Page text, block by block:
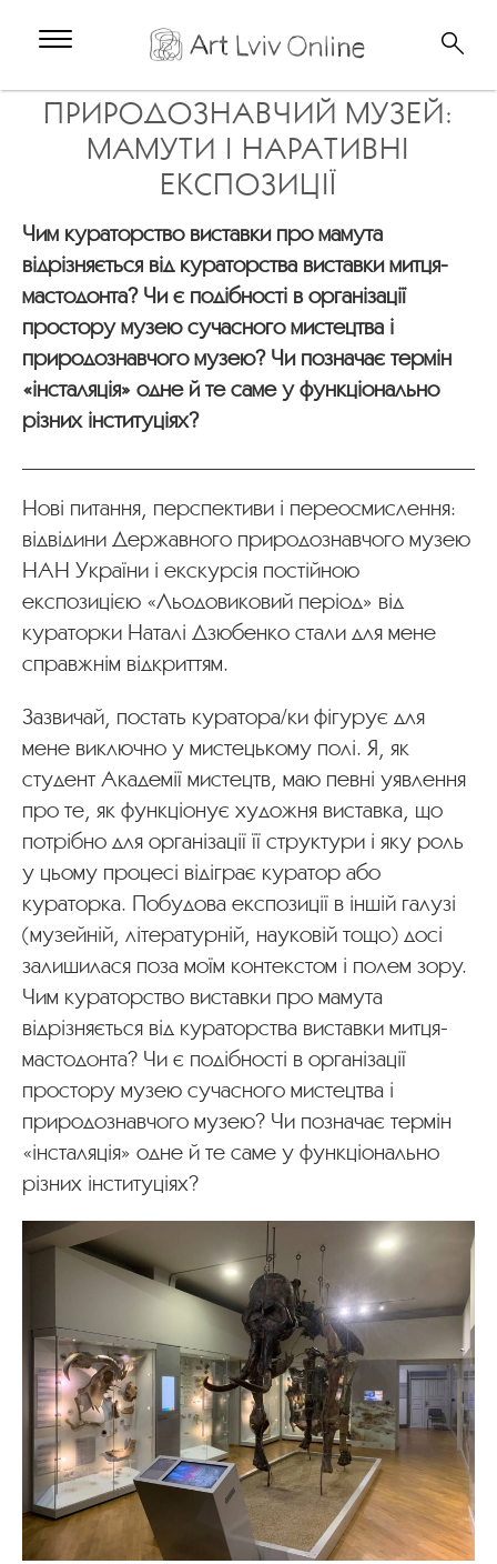
ПРИРОДОЗНАВЧИЙ МУЗЕЙ:
МАМУТИ І НАРАТИВНІ
ЕКСПОЗИЦІЇ
Чим кураторство виставки про мамута
відрізняється від кураторства виставки митця-
мастодонта? Чи є подібності в організації
простору музею сучасного мистецтва і
природознавчого музею? Чи позначає термін
«інсталяція» одне й те саме у функціонально
різних інституціях?
Нові питання, перспективи і переосмислення:
відвідини Державного природознавчого музею
НАН України і екскурсія постійною
експозицією «Льодовиковий період» від
кураторки Наталі Дзюбенко стали для мене
справжнім відкриттям.
Зазвичай, постать куратора/ки фігурує для
мене виключно у мистецькому полі. Я, як
студент Академії мистецтв, маю певні уявлення
про те, як функціонує художня виставка, що
потрібно для організації її структури і яку роль
у цьому процесі відіграє куратор або
кураторка. Побудова експозиції в іншій галузі
(музейній, літературній, науковій тощо) досі
залишилася поза моїм контекстом і полем зору.
Чим кураторство виставки про мамута
відрізняється від кураторства виставки митця-
мастодонта? Чи є подібності в організації
простору музею сучасного мистецтва і
природознавчого музею? Чи позначає термін
«інсталяція» одне й те саме у функціонально
різних інституціях?